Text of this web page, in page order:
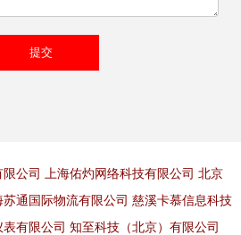
公司 上海佑灼网络科技有限公司 北京
苏通国际物流有限公司 慈溪卡慕信息科技
有限公司 知至科技（北京）有限公司